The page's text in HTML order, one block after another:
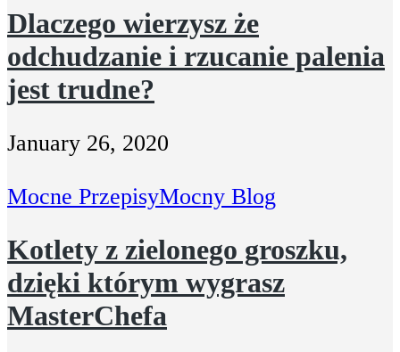
Dlaczego wierzysz że
odchudzanie i rzucanie palenia
jest trudne?
January 26, 2020
Mocne PrzepisyMocny Blog
Kotlety z zielonego groszku,
dzięki którym wygrasz
MasterChefa